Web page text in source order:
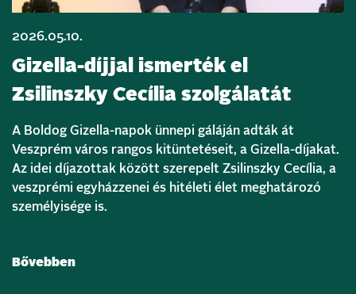
2026.05.10.
Gizella-díjjal ismerték el
Zsilinszky Cecília szolgálatát
A Boldog Gizella-napok ünnepi gáláján adták át
Veszprém város rangos kitüntetéseit, a Gizella-díjakat.
Az idei díjazottak között szerepelt Zsilinszky Cecília, a
veszprémi egyházzenei és hitéleti élet meghatározó
személyisége is.
Bővebben